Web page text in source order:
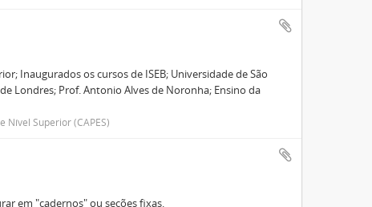
Inaugurados os cursos de ISEB; Universidade de São
Londres; Prof. Antonio Alves de Noronha; Ensino da
Nível Superior (CAPES)
em "cadernos" ou seções fixas.